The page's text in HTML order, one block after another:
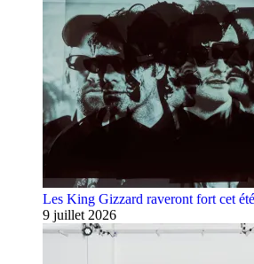
Les King Gizzard raveront fort cet été
9 juillet 2026